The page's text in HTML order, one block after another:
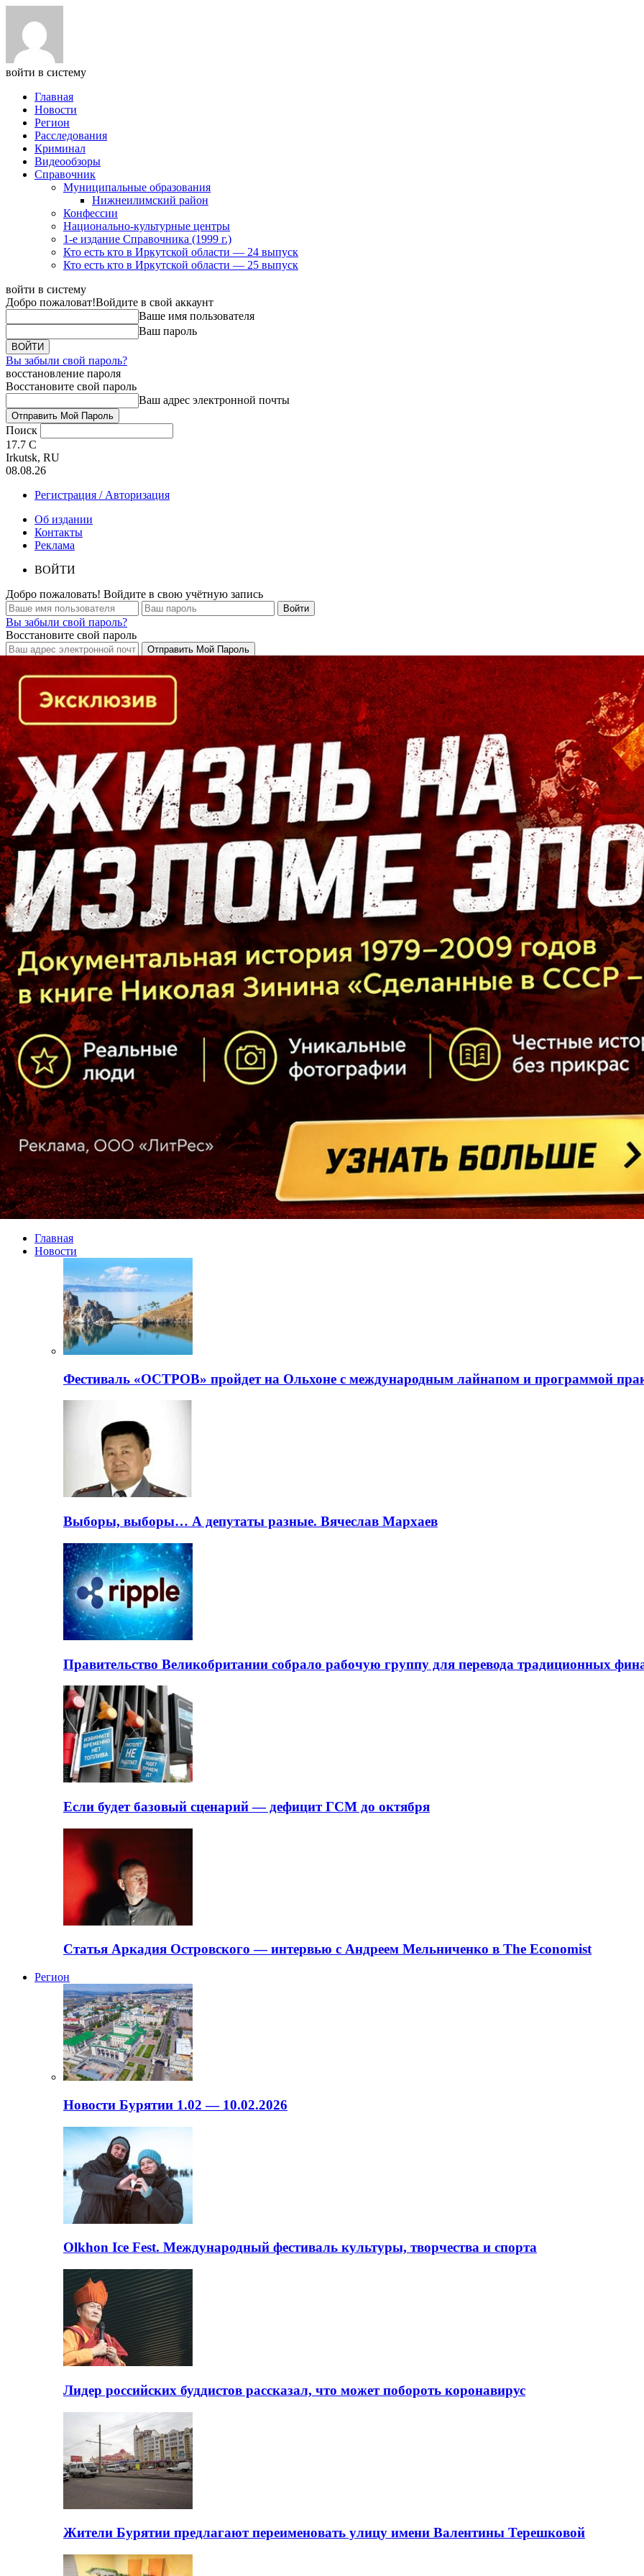
войти в систему
Главная
Новости
Регион
Расследования
Криминал
Видеообзоры
Справочник
Муниципальные образования
Нижнеилимский район
Конфессии
Национально-культурные центры
1-е издание Справочника (1999 г.)
Кто есть кто в Иркутской области — 24 выпуск
Кто есть кто в Иркутской области — 25 выпуск
войти в систему
Добро пожаловат!Войдите в свой аккаунт
Ваше имя пользователя
Ваш пароль
Вы забыли свой пароль?
восстановление пароля
Восстановите свой пароль
Ваш адрес электронной почты
Поиск
17.7 C
Irkutsk, RU
08.08.26
Регистрация / Авторизация
Об издании
Контакты
Реклама
ВОЙТИ
Добро пожаловать! Войдите в свою учётную запись
Вы забыли свой пароль?
Восстановите свой пароль
Кто есть кто в Байкальском регионе
Главная
Новости
Фестиваль «ОСТРОВ» пройдет на Ольхоне с международным лайнапом и программой
Выборы, выборы… А депутаты разные. Вячеслав Мархаев
Правительство Великобритании собрало рабочую группу для перевода традиционных
Если будет базовый сценарий — дефицит ГСМ до октября
Статья Аркадия Островского — интервью с Андреем Мельниченко в The Economist
Регион
Новости Бурятии 1.02 — 10.02.2026
Olkhon Ice Fest. Международный фестиваль культуры, творчества и спорта
Лидер российских буддистов рассказал, что может побороть коронавирус
Жители Бурятии предлагают переименовать улицу имени Валентины Терешковой